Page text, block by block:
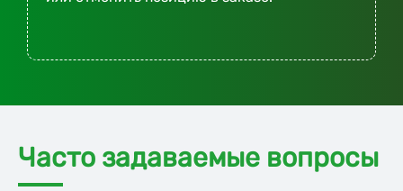
Часто задаваемые вопросы